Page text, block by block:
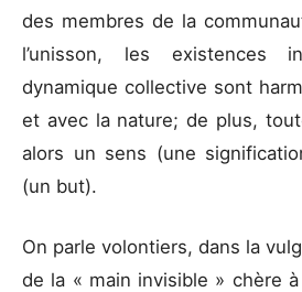
des membres de la
l’unisson, les existences
dynamique collective sont
et avec la nature; de plus,
alors un sens (une
(un but).
On parle volontiers, dans la
de la « main invisible » chère